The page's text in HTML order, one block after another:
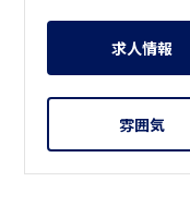
求人情報
雰囲気